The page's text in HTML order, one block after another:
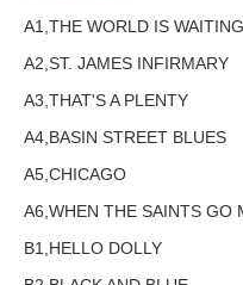
A1,THE WORLD IS
A2,ST. JAMES INFIRMARY
A3,THAT'S A PLENTY
A4,BASIN STREET BLUES
A5,CHICAGO
A6,WHEN THE SAINTS GO
B1,HELLO DOLLY